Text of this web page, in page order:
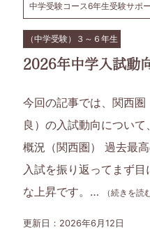
中学受験コース6年生受験サポ
（中学受験）３～６年生
2026年中学入試動
今回の記事では、関西
良）の入試動向につい
概況（関西圏） 過去最
入試を振り返ってまず
な上昇です。…
（続きを読
更新日：2026年6月12日